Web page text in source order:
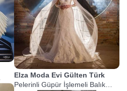
Elza Moda Evi Gülten Türk
Pelerinli Güpür İşlemeli Balık